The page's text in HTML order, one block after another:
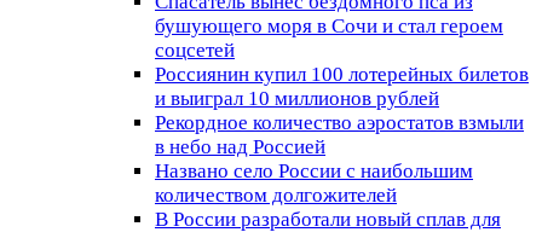
бушующего моря в Сочи и стал героем
соцсетей
Россиянин купил 100 лотерейных билетов
и выиграл 10 миллионов рублей
Рекордное количество аэростатов взмыли
в небо над Россией
Названо село России с наибольшим
количеством долгожителей
В России разработали новый сплав для